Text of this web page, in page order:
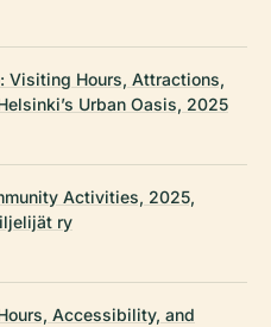
Visiting Hours, Attractions,
Urban Oasis, 2025
Activities, 2025,
ry
Accessibility, and